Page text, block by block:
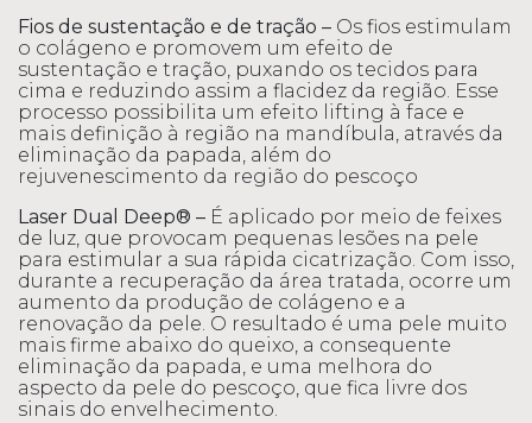
Fios de sustentação e de tração – Os fios estimulam
o colágeno e promovem um efeito de
sustentação e tração, puxando os tecidos para
cima e reduzindo assim a flacidez da região. Esse
processo possibilita um efeito lifting à face e
mais definição à região na mandíbula, através da
eliminação da papada, além do
rejuvenescimento da região do pescoço
Laser Dual Deep® – É aplicado por meio de feixes
de luz, que provocam pequenas lesões na pele
para estimular a sua rápida cicatrização. Com isso,
durante a recuperação da área tratada, ocorre um
aumento da produção de colágeno e a
renovação da pele. O resultado é uma pele muito
mais firme abaixo do queixo, a consequente
eliminação da papada, e uma melhora do
aspecto da pele do pescoço, que fica livre dos
sinais do envelhecimento.